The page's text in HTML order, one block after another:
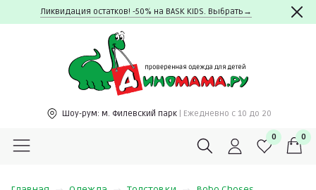
Ликвидация остатков! -50% на BASK KIDS. Выбрать→
Шоу-рум: м. Филевский парк | Ежедневно c 10 до 20
0 0